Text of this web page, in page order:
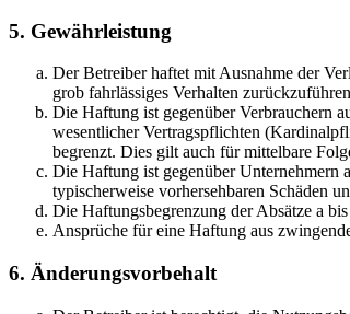
5. Gewährleistung
Der Betreiber haftet mit Ausnahme der
grob fahrlässiges Verhalten
Die Haftung ist gegenüber Verbrauchern
wesentlicher Vertragspflichten
begrenzt. Dies gilt auch für mittelbare
Die Haftung ist gegenüber Unternehmern
typischerweise vorhersehbaren Schäden
Die Haftungsbegrenzung der Absätze a
Ansprüche für eine Haftung aus
6. Änderungsvorbehalt